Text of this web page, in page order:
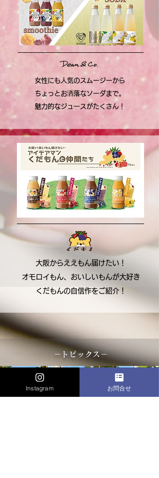
女性にも人気のスムージーから
ちょっとお洒落なソーダまで。
​魅力的なジュースがたくさん！
大阪からええもん届けたい！
オモロイもん、おいしいもんが大好き
​くだもんの自信作をご紹介！
​－トピックス－
Instagram お問合せ